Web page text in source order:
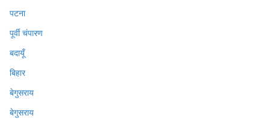
पटना
पूर्वी चंपारण
बदायूँ
बिहार
बेगुसराय
बेगुसराय